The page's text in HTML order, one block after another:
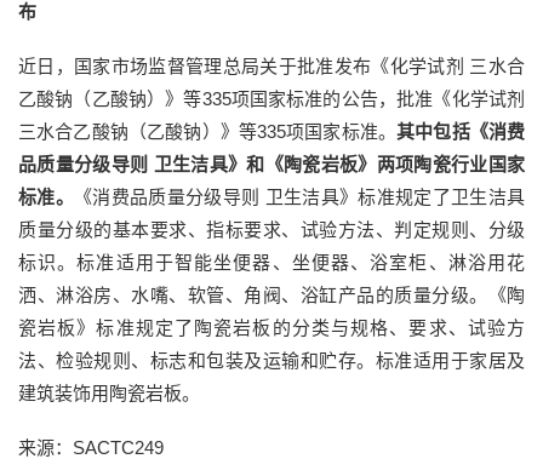
布
近日，国家市场监督管理总局关于批准发布《化学试剂 三水合
乙酸钠（乙酸钠）》等335项国家标准的公告，批准《化学试剂
三水合乙酸钠（乙酸钠）》等335项国家标准。其中包括《消费
品质量分级导则 卫生洁具》和《陶瓷岩板》两项陶瓷行业国家
标准。
《消费品质量分级导则 卫生洁具》标准规定了卫生洁具
质量分级的基本要求、指标要求、试验方法、判定规则、分级
标识。标准适用于智能坐便器、坐便器、浴室柜、淋浴用花
洒、淋浴房、水嘴、软管、角阀、浴缸产品的质量分级。《陶
瓷岩板》标准规定了陶瓷岩板的分类与规格、要求、试验方
法、检验规则、标志和包装及运输和贮存。标准适用于家居及
建筑装饰用陶瓷岩板。
来源：SACTC249